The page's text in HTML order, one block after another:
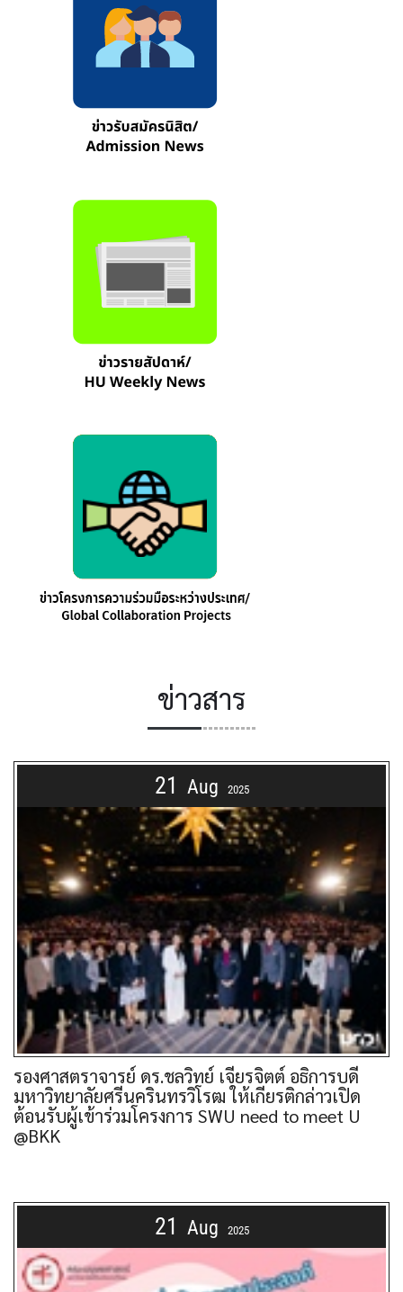
ข่าวสาร
21 Aug 2025
รองศาสตราจารย์ ดร.ชลวิทย์ เจียรจิตต์ อธิการบดี
มหาวิทยาลัยศรีนครินทรวิโรฒ ให้เกียรติกล่าวเปิด
ต้อนรับผู้เข้าร่วมโครงการ SWU need to meet U
@BKK
21 Aug 2025